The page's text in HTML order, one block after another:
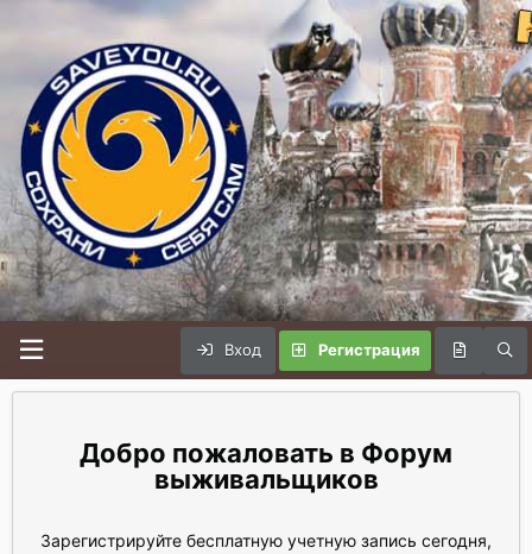
Вход Регистрация
Форум
выживальщиков
Зарегистрируйте бесплатную учетную запись сегодня,